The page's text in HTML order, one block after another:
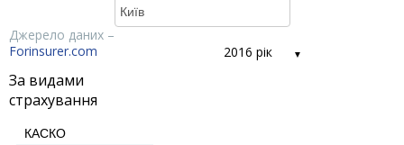
2016 рік
Джерело даних –
Forinsurer.com
За видами
страхування
КАСКО